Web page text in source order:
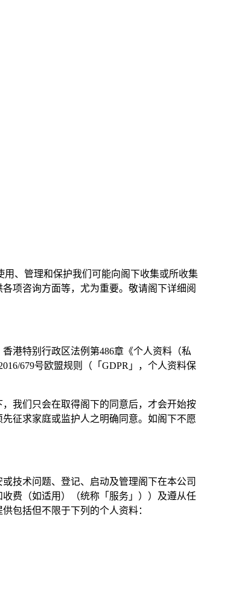
用、管理和保护我们可能向阁下收集或所收集
项咨询方面等，尤为重要。敬请阁下详细阅
港特别行政区法例第486章《个人资料（私
679号欧盟规则（「GDPR」，个人资料保
我们只会在取得阁下的同意后，才会开始按
征求家庭或监护人之明确同意。如阁下不愿
技术问题、登记、启动及管理阁下在本公司
费（如适用）（统称「服务」））及遵从任
包括但不限于下列的个人资料：